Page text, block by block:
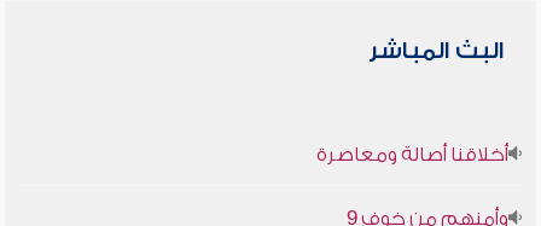
البث المباشر
أخلاقنا أصالة ومعاصرة
وأمنهم من خوف 9